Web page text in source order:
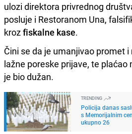
ulozi direktora privrednog
posluje i Restoranom Una,
krozfiskalne kase.
Čini se da je umanjivao promet
lažne poreske prijave, te plaćao
je bio dužan.
TRENDING
Policija danas
s Memorijalnim
ukupno 26